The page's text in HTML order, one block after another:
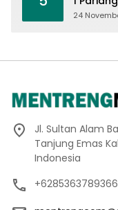
24
Jl. Sultan Alam
Tanjung Emas
Indonesia
+6285363789366